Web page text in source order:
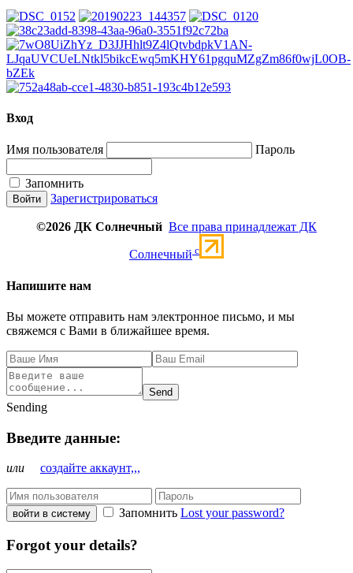
Вход
Имя пользователя Пароль
Запомнить
Зарегистрироваться
©2026 ДК Солнечный Все права принадлежат ДК
Солнечный c
Напишите нам
Вы можете отправить нам электронное письмо, и мы
свяжемся с Вами в ближайшее время.
Send
Sending
Введите данные:
или создайте аккаунт,,,
войти в систему Запомнить Lost your password?
Forgot your details?